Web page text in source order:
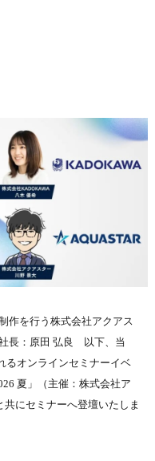
作を行う株式会社アクアス
長：原田 弘良 以下、当
るオンラインセミナーイベ
夏」（主催：株式会社ア
にセミナーへ登壇いたしま